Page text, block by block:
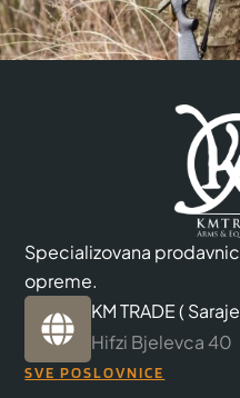
Specializovana
opreme.
KM TRADE (
Hifzi Bjelevca 40
SVE POSLOVNICE